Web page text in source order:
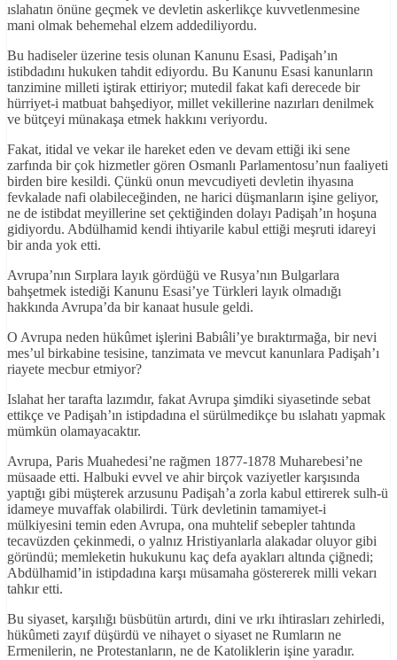
ıslahatın önüne geçmek ve devletin askerlikçe kuvvetlenmesine
mani olmak behemehal elzem addediliyordu.
Bu hadiseler üzerine tesis olunan Kanunu Esasi, Padişah’ın
istibdadını hukuken tahdit ediyordu. Bu Kanunu Esasi kanunların
tanzimine milleti iştirak ettiriyor; mutedil fakat kafi derecede bir
hürriyet-i matbuat bahşediyor, millet vekillerine nazırları denilmek
ve bütçeyi münakaşa etmek hakkını veriyordu.
Fakat, itidal ve vekar ile hareket eden ve devam ettiği iki sene
zarfında bir çok hizmetler gören Osmanlı Parlamentosu’nun faaliyeti
birden bire kesildi. Çünkü onun mevcudiyeti devletin ihyasına
fevkalade nafi olabileceğinden, ne harici düşmanların işine geliyor,
ne de istibdat meyillerine set çektiğinden dolayı Padişah’ın hoşuna
gidiyordu. Abdülhamid kendi ihtiyarile kabul ettiği meşruti idareyi
bir anda yok etti.
Avrupa’nın Sırplara layık gördüğü ve Rusya’nın Bulgarlara
bahşetmek istediği Kanunu Esasi’ye Türkleri layık olmadığı
hakkında Avrupa’da bir kanaat husule geldi.
O Avrupa neden hükûmet işlerini Babıâli’ye bıraktırmağa, bir nevi
mes’ul birkabine tesisine, tanzimata ve mevcut kanunlara Padişah’ı
riayete mecbur etmiyor?
Islahat her tarafta lazımdır, fakat Avrupa şimdiki siyasetinde sebat
ettikçe ve Padişah’ın istipdadına el sürülmedikçe bu ıslahatı yapmak
mümkün olamayacaktır.
Avrupa, Paris Muahedesi’ne rağmen 1877-1878 Muharebesi’ne
müsaade etti. Halbuki evvel ve ahir birçok vaziyetler karşısında
yaptığı gibi müşterek arzusunu Padişah’a zorla kabul ettirerek sulh-ü
idameye muvaffak olabilirdi. Türk devletinin tamamiyet-i
mülkiyesini temin eden Avrupa, ona muhtelif sebepler tahtında
tecavüzden çekinmedi, o yalnız Hristiyanlarla alakadar oluyor gibi
göründü; memleketin hukukunu kaç defa ayakları altında çiğnedi;
Abdülhamid’in istipdadına karşı müsamaha göstererek milli vekarı
tahkır etti.
Bu siyaset, karşılığı büsbütün artırdı, dini ve ırkı ihtirasları zehirledi,
hükûmeti zayıf düşürdü ve nihayet o siyaset ne Rumların ne
Ermenilerin, ne Protestanların, ne de Katoliklerin işine yaradır.